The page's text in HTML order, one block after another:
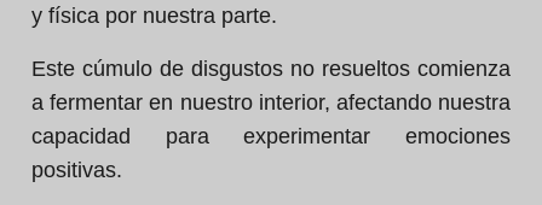
y física por nuestra parte.
Este cúmulo de disgustos no resueltos comienza
a fermentar en nuestro interior, afectando nuestra
capacidad para experimentar emociones
positivas.